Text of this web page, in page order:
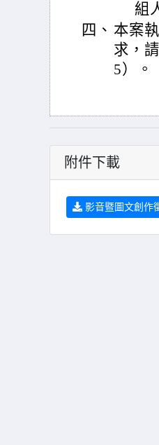
組
四、 本案
求，
5）。
附件下載
影音暨圖文創作